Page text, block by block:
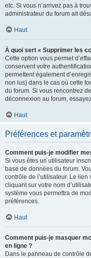
etc. Si vous n’arrivez pas à
administrateur du forum ait
Haut
À quoi sert « Supprimer les
Cette option vous permet
conservent votre
permettent également
non lus) dans le cas où cette
du forum. Si vous rencontrez
déconnexion au forum,
Haut
Préférences et
Comment puis-je modifier
Si vous êtes un utilisateur
base de données du forum.
contrôle de l’utilisateur. Le
cliquant sur votre nom
système vous permettra de
préférences.
Haut
Comment puis-je masquer
en ligne ?
Dans le panneau de contrôle